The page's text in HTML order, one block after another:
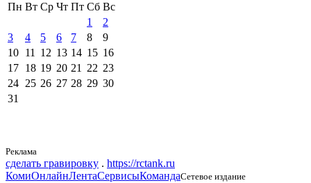
Пн Вт Ср Чт Пт Сб Вс
1
2
3
4 5 6 7 8
9
10 11 12 13 14 15 16
17 18 19 20 21 22 23
24 25 26 27 28 29 30
31
Реклама
сделать гравировку . https://rctank.ru
КомиОнлайнЛентаСервисыКомандаСетевое издание